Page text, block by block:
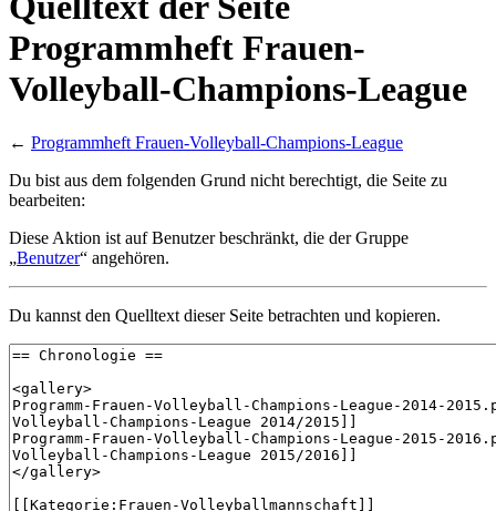
Programmheft Frauen-
Volleyball-Champions-League
← Programmheft Frauen-Volleyball-Champions-League
Du bist aus dem folgenden Grund nicht berechtigt, die Seite zu
bearbeiten:
Diese Aktion ist auf Benutzer beschränkt, die der Gruppe
„Benutzer“ angehören.
Du kannst den Quelltext dieser Seite betrachten und kopieren.